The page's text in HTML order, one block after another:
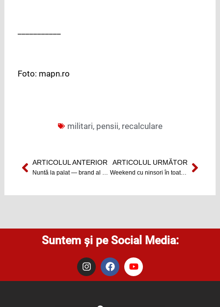
Foto: mapn.ro
militari, pensii, recalculare
Prev
ARTICOLUL ANTERIOR
Nuntă la palat ― brand al Clujului (VIDEO)
ARTICOLUL URMĂTOR
Weekend cu ninsori în toată țaraNext
Suntem și pe Social Media:
I
n
s
F
a
c
Y
o
u